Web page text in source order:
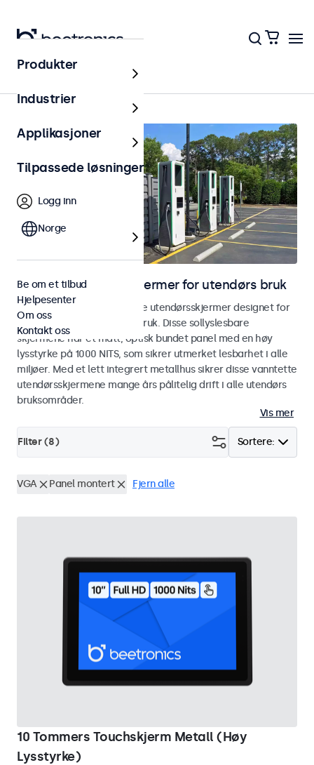
Hjem
Skjermer og touchskjermer for utendørs bruk
Utforsk våre værbestandige utendørsskjermer designet for
industriell og kommersiell bruk. Disse sollyslesbare
skjermene har et matt, optisk bundet panel med en høy
lysstyrke på 1000 NITS, som sikrer utmerket lesbarhet i alle
miljøer. Med et lett integrert metallhus sikrer disse vanntette
utendørsskjermene mange års pålitelig drift i alle utendørs
bruksområder.
Vis mer
Sortere:
Filter (8)
VGA Panel montert Fjern alle
10 Tommers Touchskjerm Metall (Høy
Lysstyrke)
Produkter
Industrier
Applikasjoner
Tilpassede løsninger
Logg inn
Norge
Be om et tilbud
Hjelpesenter
Om oss
Kontakt oss